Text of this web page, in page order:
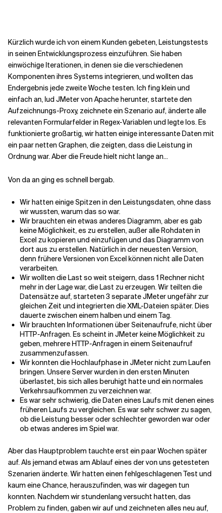
Verwandte Themen
Kürzlich wurde ich von einem Kunden gebeten, Leistungstests
in seinen Entwicklungsprozess einzuführen. Sie haben
einwöchige Iterationen, in denen sie die verschiedenen
Komponenten ihres Systems integrieren, und wollten das
Endergebnis jede zweite Woche testen. Ich fing klein und
einfach an, lud JMeter von Apache herunter, startete den
Aufzeichnungs-Proxy, zeichnete ein Szenario auf, änderte alle
relevanten Formularfelder in Regex-Variablen und legte los. Es
funktionierte großartig, wir hatten einige interessante Daten mit
ein paar netten Graphen, die zeigten, dass die Leistung in
Ordnung war. Aber die Freude hielt nicht lange an...
Von da an ging es schnell bergab.
Wir hatten einige Spitzen in den Leistungsdaten, ohne dass
wir wussten, warum das so war.
Wir brauchten ein etwas anderes Diagramm, aber es gab
keine Möglichkeit, es zu erstellen, außer alle Rohdaten in
Excel zu kopieren und einzufügen und das Diagramm von
dort aus zu erstellen. Natürlich in der neuesten Version,
denn frühere Versionen von Excel können nicht alle Daten
verarbeiten.
Wir wollten die Last so weit steigern, dass 1 Rechner nicht
mehr in der Lage war, die Last zu erzeugen. Wir teilten die
Datensätze auf, starteten 3 separate JMeter ungefähr zur
gleichen Zeit und integrierten die XML-Dateien später. Dies
dauerte zwischen einem halben und einem Tag.
Wir brauchten Informationen über Seitenaufrufe, nicht über
HTTP-Anfragen. Es scheint in JMeter keine Möglichkeit zu
geben, mehrere HTTP-Anfragen in einem Seitenaufruf
zusammenzufassen.
Wir konnten die Hochlaufphase in JMeter nicht zum Laufen
bringen. Unsere Server wurden in den ersten Minuten
überlastet, bis sich alles beruhigt hatte und ein normales
Verkehrsaufkommen zu verzeichnen war.
Es war sehr schwierig, die Daten eines Laufs mit denen eines
früheren Laufs zu vergleichen. Es war sehr schwer zu sagen,
ob die Leistung besser oder schlechter geworden war oder
ob etwas anderes im Spiel war.
Aber das Hauptproblem tauchte erst ein paar Wochen später
auf. Als jemand etwas am Ablauf eines der von uns getesteten
Szenarien änderte. Wir hatten einen fehlgeschlagenen Test und
kaum eine Chance, herauszufinden, was wir dagegen tun
konnten. Nachdem wir stundenlang versucht hatten, das
Problem zu finden, gaben wir auf und zeichneten alles neu auf,